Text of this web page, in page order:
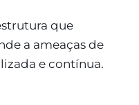
que
a ameaças de
e contínua.